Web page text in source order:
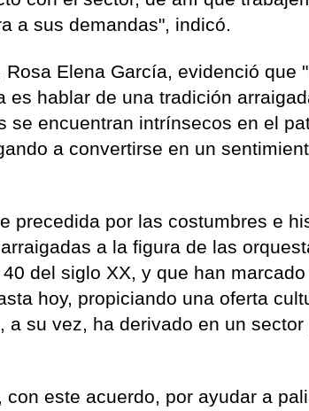
a sus demandas", indicó.
Elena García, evidenció que
es hablar de una tradición
se encuentran intrínsecos en el
a convertirse en un
precedida por las costumbres e
a la figura de las
del siglo XX, y que han
hoy, propiciando una oferta
su vez, ha derivado en un sector
este acuerdo, por ayudar a